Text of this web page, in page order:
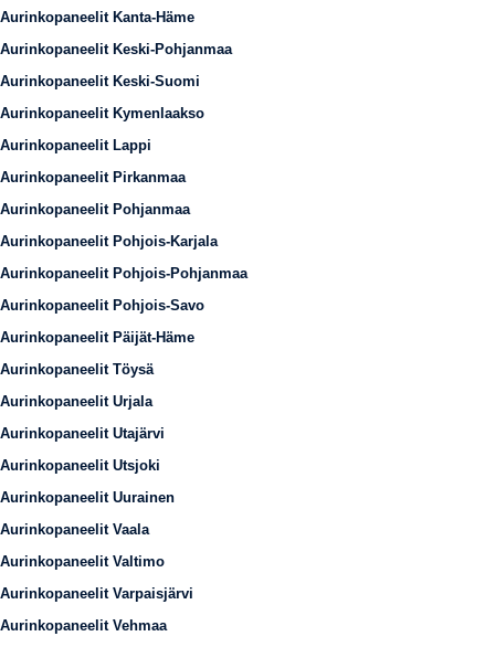
Aurinkopaneelit Kanta-Häme
Aurinkopaneelit Keski-Pohjanmaa
Aurinkopaneelit Keski-Suomi
Aurinkopaneelit Kymenlaakso
Aurinkopaneelit Lappi
Aurinkopaneelit Pirkanmaa
Aurinkopaneelit Pohjanmaa
Aurinkopaneelit Pohjois-Karjala
Aurinkopaneelit Pohjois-Pohjanmaa
Aurinkopaneelit Pohjois-Savo
Aurinkopaneelit Päijät-Häme
Aurinkopaneelit Töysä
Aurinkopaneelit Urjala
Aurinkopaneelit Utajärvi
Aurinkopaneelit Utsjoki
Aurinkopaneelit Uurainen
Aurinkopaneelit Vaala
Aurinkopaneelit Valtimo
Aurinkopaneelit Varpaisjärvi
Aurinkopaneelit Vehmaa